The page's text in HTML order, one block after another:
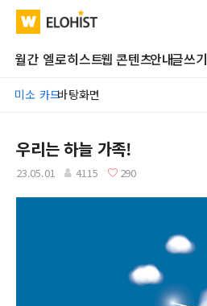
WATV Elohist-
Home
월간 엘로히스트웹 콘텐츠안내글쓰기
미소 카드바탕화면
Submit
우리는 하늘 가족!
23.05.01 4115 290